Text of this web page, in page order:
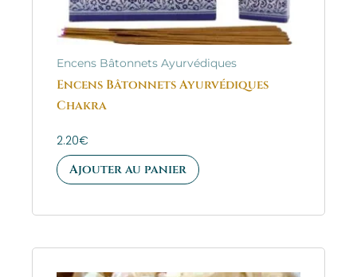
Encens Bâtonnets Ayurvédiques
Encens Bâtonnets Ayurvédiques
Chakra
2.20€
Ajouter au panier